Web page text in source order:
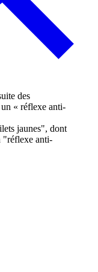
jaunes", dont
"réflexe anti-